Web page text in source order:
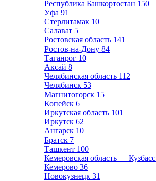
Республика Башкортостан 150
Уфа 91
Стерлитамак 10
Салават 5
Ростовская область 141
Ростов-на-Дону 84
Таганрог 10
Аксай 8
Челябинская область 112
Челябинск 53
Магнитогорск 15
Копейск 6
Иркутская область 101
Иркутск 62
Ангарск 10
Братск 7
Ташкент 100
Кемеровская область — Кузбасс
Кемерово 36
Новокузнецк 31